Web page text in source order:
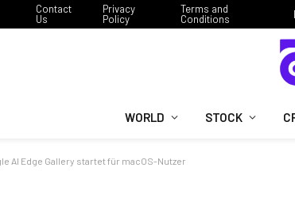
Contact
Us
Privacy
Policy
Terms and
Conditions
WORLD STOCK
AI Edge Gallery startet für macOS-Nutzer